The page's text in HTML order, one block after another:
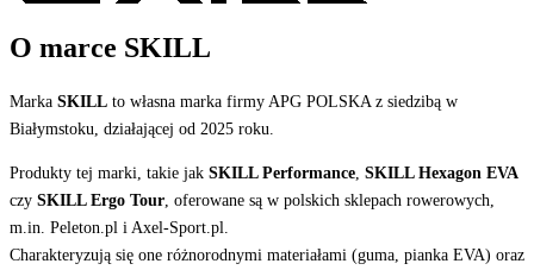
O marce SKILL
Marka SKILL to własna marka firmy APG POLSKA z siedzibą w
Białymstoku, działającej od 2025 roku.
Produkty tej marki, takie jak SKILL Performance SKILL Hexagon EVA
czy SKILL Ergo Tour , oferowane są w polskich sklepach rowerowych,
m.in. Peleton.pl i Axel-Sport.pl.
Charakteryzują się one różnorodnymi materiałami (guma, pianka EVA) oraz